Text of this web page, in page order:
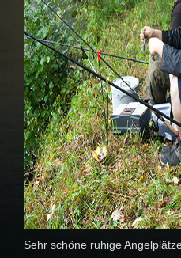
Sehr schöne ruhige